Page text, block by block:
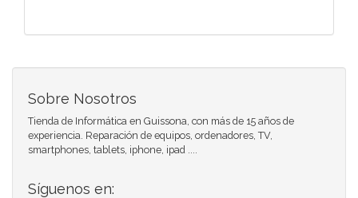
Sobre Nosotros
Tienda de Informática en Guissona, con más de 15 años de
experiencia. Reparación de equipos, ordenadores, TV,
smartphones, tablets, iphone, ipad ....
Síguenos en: